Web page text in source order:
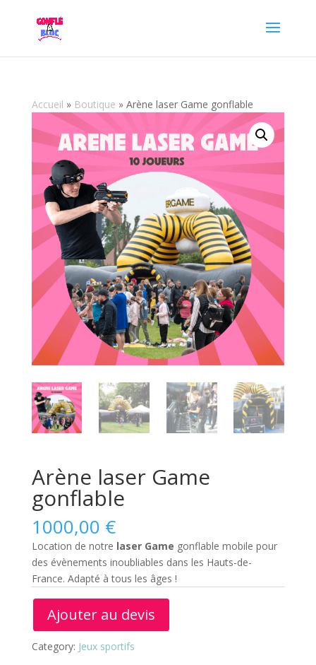
Accueil » Boutique » Arène laser Game gonflable
Arène laser Game
gonflable
1000,00 €
Location de notre laser Game gonflable mobile pour
des évènements inoubliables dans les Hauts-de-
France. Adapté à tous les âges !
Ajouter au devis
Category: Jeux sportifs